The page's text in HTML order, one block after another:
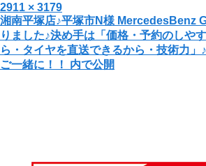
投
稿
日:
フ
ル
サ
イ
ズ
2911 × 3179
投
稿
ナ
湘南平塚店♪平塚市N様 MercedesBenz
りました♪決め手は「価格・予約のしや
ら・タイヤを直送できるから・技術力」
ご一緒に！！
内で公開